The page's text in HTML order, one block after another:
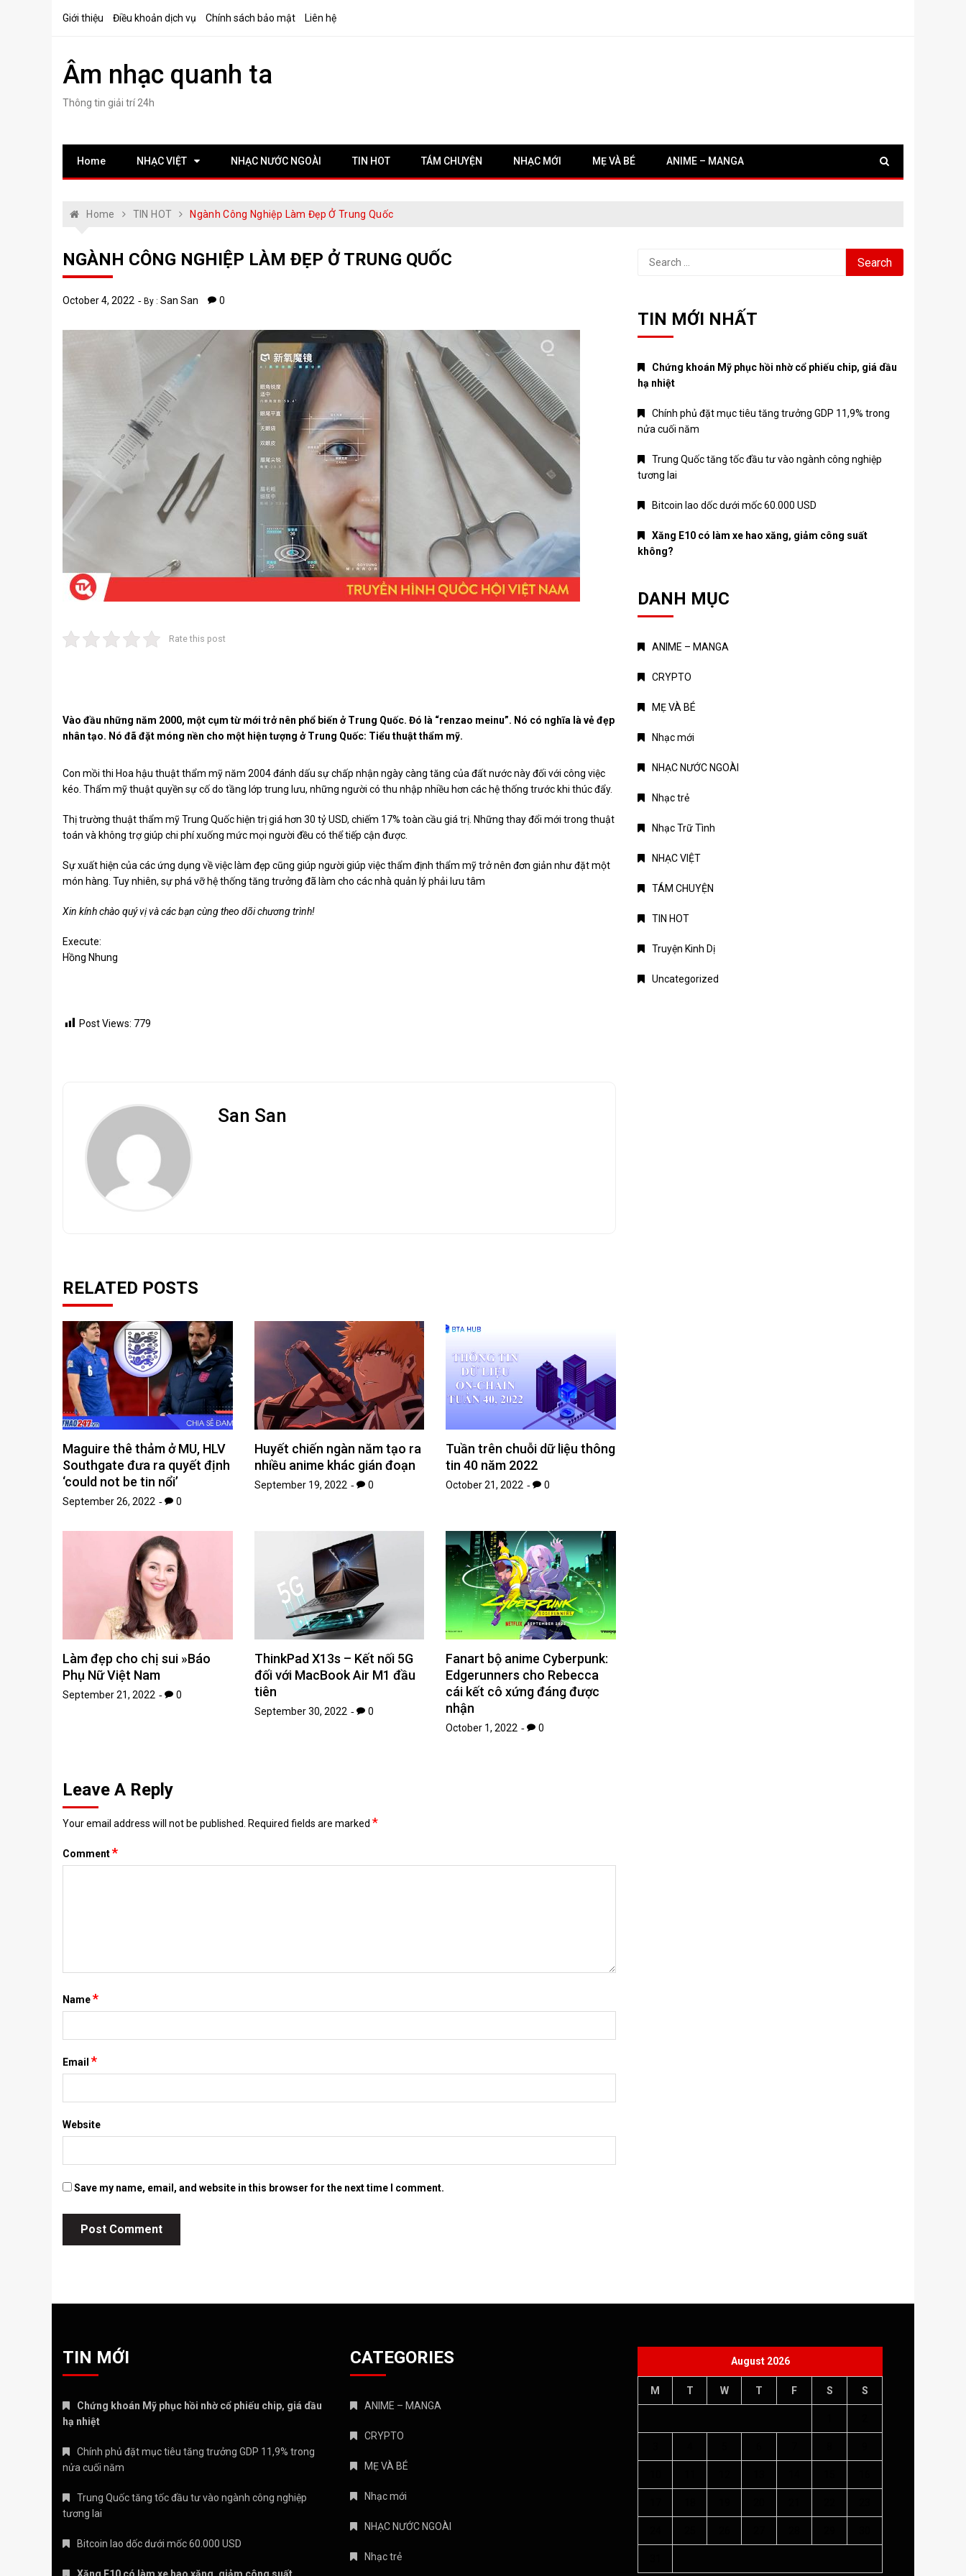
Giới thiệu Điều khoản dịch vụ Chính sách bảo mật Liên hệ
Âm nhạc quanh ta
Thông tin giải trí 24h
Home NHẠC VIỆT NHẠC NƯỚC NGOÀI TIN HOT TÁM CHUYỆN NHẠC MỚI MẸ VÀ BÉ ANIME – MANGA
Home TIN HOT Ngành Công Nghiệp Làm Đẹp Ở Trung Quốc
NGÀNH CÔNG NGHIỆP LÀM ĐẸP Ở TRUNG QUỐC
October 4, 2022 By : San San 0
Rate this post
Vào đầu những năm 2000, một cụm từ mới trở nên phổ biến ở Trung Quốc. Đó là “renzao meinu”. Nó có nghĩa là vẻ đẹp
nhân tạo. Nó đã đặt móng nền cho một hiện tượng ở Trung Quốc: Tiểu thuật thẩm mỹ.
Con mồi thi Hoa hậu thuật thẩm mỹ năm 2004 đánh dấu sự chấp nhận ngày càng tăng của đất nước này đối với công việc
kéo. Thẩm mỹ thuật quyền sự cố do tầng lớp trung lưu, những người có thu nhập nhiều hơn các hệ thống trước khi thúc đẩy.
Thị trường thuật thẩm mỹ Trung Quốc hiện trị giá hơn 30 tỷ USD, chiếm 17% toàn cầu giá trị. Những thay đổi mới trong thuật
toán và không trợ giúp chi phí xuống mức mọi người đều có thể tiếp cận được.
Sự xuất hiện của các ứng dụng về việc làm đẹp cũng giúp người giúp việc thẩm định thẩm mỹ trở nên đơn giản như đặt một
món hàng. Tuy nhiên, sự phá vỡ hệ thống tăng trưởng đã làm cho các nhà quản lý phải lưu tâm
Xin kính chào quý vị và các bạn cùng theo dõi chương trình!
Execute:
Hồng Nhung
Post Views: 779
San San
RELATED POSTS
Maguire thê thảm ở MU, HLV
Southgate đưa ra quyết định
‘could not be tin nổi’
September 26, 2022 0
Huyết chiến ngàn năm tạo ra
nhiều anime khác gián đoạn
September 19, 2022 0
Tuần trên chuỗi dữ liệu thông
tin 40 năm 2022
October 21, 2022 0
Làm đẹp cho chị sui »Báo
Phụ Nữ Việt Nam
September 21, 2022 0
ThinkPad X13s – Kết nối 5G
đối với MacBook Air M1 đầu
tiên
September 30, 2022 0
Fanart bộ anime Cyberpunk:
Edgerunners cho Rebecca
cái kết cô xứng đáng được
nhận
October 1, 2022 0
Leave A Reply
Your email address will not be published. Required fields are marked *
Comment*
Name*
Email *
Website
Save my name, email, and website in this browser for the next time I comment.
Search
TIN MỚI NHẤT
Chứng khoán Mỹ phục hồi nhờ cổ phiếu chip, giá dầu
hạ nhiệt
Chính phủ đặt mục tiêu tăng trưởng GDP 11,9% trong
nửa cuối năm
Trung Quốc tăng tốc đầu tư vào ngành công nghiệp
tương lai
Bitcoin lao dốc dưới mốc 60.000 USD
Xăng E10 có làm xe hao xăng, giảm công suất
không?
DANH MỤC
ANIME – MANGA
CRYPTO
MẸ VÀ BÉ
Nhạc mới
NHẠC NƯỚC NGOÀI
Nhạc trẻ
Nhạc Trữ Tình
NHẠC VIỆT
TÁM CHUYỆN
TIN HOT
Truyện Kinh Dị
Uncategorized
TIN MỚI
Chứng khoán Mỹ phục hồi nhờ cổ phiếu chip, giá dầu
hạ nhiệt
Chính phủ đặt mục tiêu tăng trưởng GDP 11,9% trong
nửa cuối năm
Trung Quốc tăng tốc đầu tư vào ngành công nghiệp
tương lai
Bitcoin lao dốc dưới mốc 60.000 USD
CATEGORIES
ANIME – MANGA
CRYPTO
MẸ VÀ BÉ
Nhạc mới
NHẠC NƯỚC NGOÀI
Nhạc trẻ
August 2026
M T W T F S S